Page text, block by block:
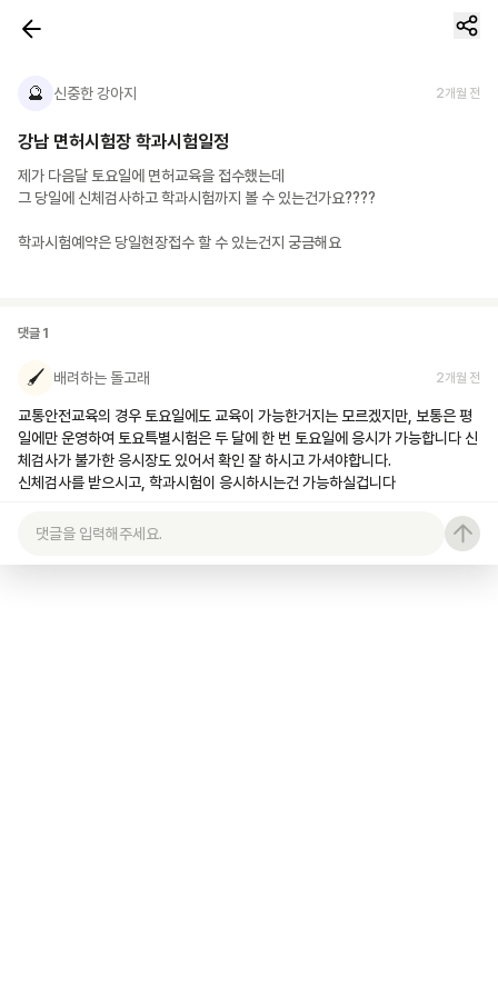
🔮 신중한 강아지 2개월 전
강남 면허시험장 학과시험일정
제가 다음달 토요일에 면허교육을 접수했는데
그 당일에 신체검사하고 학과시험까지 볼 수 있는건가요????
학과시험예약은 당일현장접수 할 수 있는건지 궁금해요
댓글 1
🖌️ 배려하는 돌고래 2개월 전
교통안전교육의 경우 토요일에도 교육이 가능한거지는 모르겠지만, 보통은 평
일에만 운영하여 토요특별시험은 두 달에 한 번 토요일에 응시가 가능합니다 신
체검사가 불가한 응시장도 있어서 확인 잘 하시고 가셔야합니다.
신체검사를 받으시고, 학과시험이 응시하시는건 가능하실겁니다